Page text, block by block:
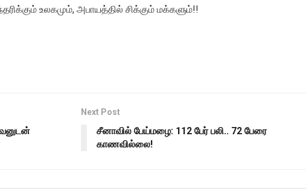
உலகமும், அபாயத்தில் சிக்கும் மக்களும்!!
Next Post
சீனாவில் பேய்மழை: 112 பேர் பலி.. 72 பேரை
காணவில்லை!